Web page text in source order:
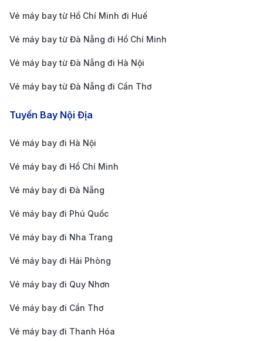
Hướng dẫn cách di chuyển từ sân bay Tân
Sơn Nhất (TP. Hồ Chí Minh) đi trung tâm
thành phố
Sân bay quốc tế Tân Sơn Nhất (SGN) nằm tại quận
khoảng 8 km. Đây là sân bay nhộn nhịp nhất Việt
Nam, du khách có nhiều phương tiện để lựa chọn:
sẵn tại nhà ga. Giá cước trung bình 120.000 –
160.000 VNĐ, thời gian di chuyển khoảng 20–30
phút tùy tình trạng giao thông.
(Bến Thành – sân bay), giá vé 20.000 VNĐ/lượt, và
tuyến 152 (Chợ Bến Thành – sân bay), giá vé
10.000 VNĐ/lượt.
Vé máy bay từ Hồ Chí Minh đi Huế
Vé máy bay từ Đà Nẵng đi Hồ Chí Minh
Vé máy bay từ Đà Nẵng đi Hà Nội
Vé máy bay từ Đà Nẵng đi Cần Thơ
Tuyến Bay Nội Địa
Vé máy bay đi Hà Nội
Vé máy bay đi Hồ Chí Minh
Vé máy bay đi Đà Nẵng
Vé máy bay đi Phú Quốc
Vé máy bay đi Nha Trang
Vé máy bay đi Hải Phòng
Vé máy bay đi Quy Nhơn
Vé máy bay đi Cần Thơ
Vé máy bay đi Thanh Hóa